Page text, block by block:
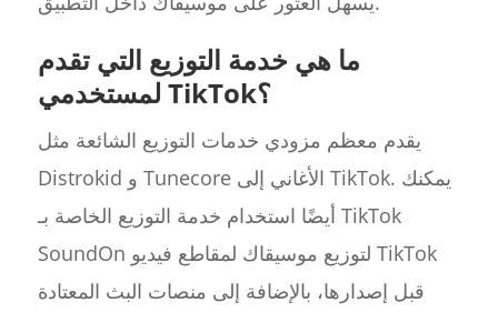
ما هي خدمة التوزيع التي تقدم
لمستخدمي TikTok؟
يقدم معظم مزودي خدمات التوزيع الشائعة مثل
Distrokid و Tunecore الأغاني إلى TikTok. يمكنك
أيضًا استخدام خدمة التوزيع الخاصة بـ TikTok
SoundOn لتوزيع موسيقاك لمقاطع فيديو TikTok
قبل إصدارها، بالإضافة إلى منصات البث المعتادة